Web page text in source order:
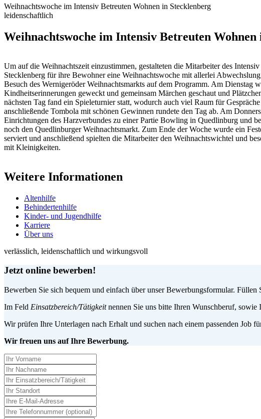
Weihnachtswoche im Intensiv Betreuten Wohnen in Stecklenberg
leidenschaftlich
Weihnachtswoche im Intensiv Betreuten Wohnen
Um auf die Weihnachtszeit einzustimmen, gestalteten die Mitarbeiter des
Stecklenberg für ihre Bewohner eine Weihnachtswoche mit allerlei
Besuch des Wernigeröder Weihnachtsmarkts auf dem Programm. Am Dienstag
Kindheitserinnerungen geweckt und gemeinsam Märchen geschaut und
nächsten Tag fand ein Spieleturnier statt, wodurch auch viel Raum für
anschließende Tombola mit schönen Gewinnen rundete den Tag ab. Am
Einrichtungen des Harzverbundes zu einer Partie Bowling in Quedlinburg und
noch den Quedlinburger Weihnachtsmarkt. Zum Ende der Woche wurde ein
serviert und anschließend spielten die Mitarbeiter den Weihnachtswichtel und
mit Kleinigkeiten.
Weitere Informationen
Altenhilfe
Behindertenhilfe
Kinder- und Jugendhilfe
Karriere
Über uns
verlässlich, leidenschaftlich und wirkungsvoll
Jetzt online bewerben!
Bewerben Sie sich bequem und einfach über unser Bewerbungsformular.
Im Feld Einsatzbereich/Tätigkeitnennen Sie uns bitte Ihren Wunschberuf, sowie
Wir prüfen Ihre Unterlagen nach Erhalt und suchen nach einem passenden Job
Wir freuen uns auf Ihre Bewerbung.